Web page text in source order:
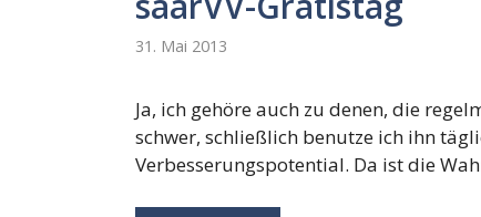
31. Mai 2013
Ja, ich gehöre auch zu denen, die
schwer, schließlich benutze ich ihn
Verbesserungspotential. Da ist die